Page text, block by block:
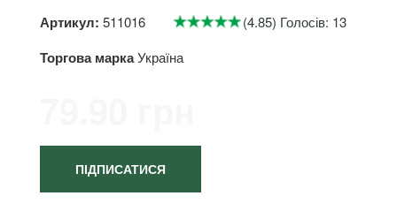
Артикул: 511016 (4.85) Голосів: 13
Торгова маркаУкраїна
ПІДПИСАТИСЯ